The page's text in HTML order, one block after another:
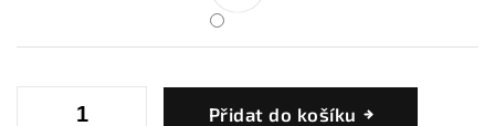
Přidat do košíku